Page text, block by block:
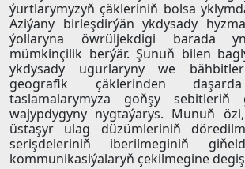
ýurtlarymyzyň çäkleriniň bolsa
Aziýany birleşdirýän ykdysady
ýollaryna öwrüljekdigi barada
mümkinçilik berýär. Şunuň bilen
ykdysady ugurlaryny we
geografik çäklerinden
taslamalarymyza goňşy sebitleriň
wajypdygyny nygtaýarys. Munuň
üstaşyr ulag düzümleriniň
serişdeleriniň iberilmeginiň
kommunikasiýalaryň çekilmegine